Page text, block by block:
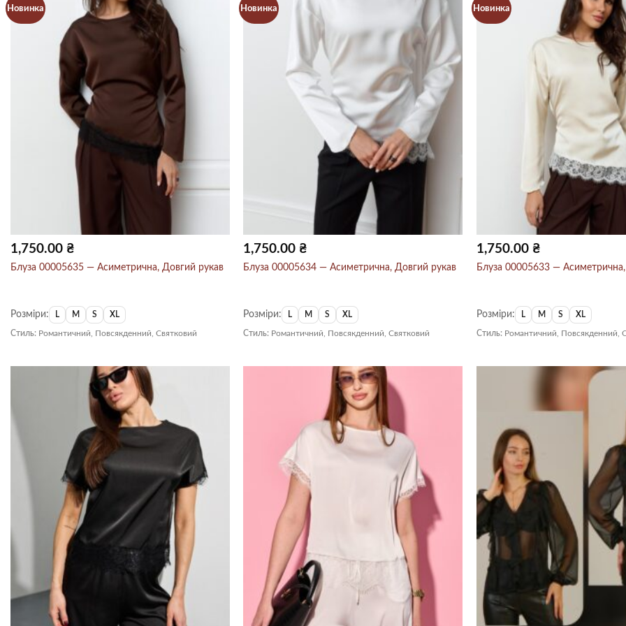
Новинка
1,750.00 ₴
Блуза 00005635 — Асиметрична, Довгий рукав
Розміри: L M S XL
Стиль: Романтичний, Повсякденний, Святковий
Новинка
1,750.00 ₴
Блуза 00005634 — Асиметрична, Довгий рукав
Розміри: L M S XL
Стиль: Романтичний, Повсякденний, Святковий
Новинка
1,750.00 ₴
Блуза 00005633 —
Розміри: L M S XL
Стиль: Романтичний, Повсякденний,